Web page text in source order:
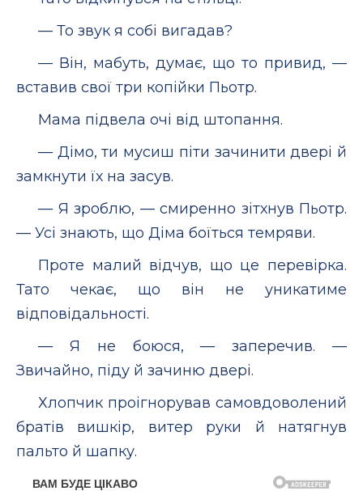
— То звук я собі вигадав?
— Він, мабуть, думає, що то привид, —
вставив свої три копійки Пьотр.
Мама підвела очі від штопання.
— Дімо, ти мусиш піти зачинити двері й
замкнути їх на засув.
— Я зроблю, — смиренно зітхнув Пьотр.
— Усі знають, що Діма боїться темряви.
Проте малий відчув, що це перевірка.
Тато чекає, що він не уникатиме
відповідальності.
— Я не боюся, — заперечив. —
Звичайно, піду й зачиню двері.
Хлопчик проігнорував самовдоволений
братів вишкір, витер руки й натягнув
пальто й шапку.